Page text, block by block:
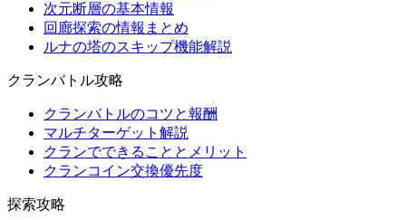
次元断層の基本情報
回廊探索の情報まとめ
ルナの塔のスキップ機能解説
クランバトル攻略
クランバトルのコツと報酬
マルチターゲット解説
クランでできることとメリット
クランコイン交換優先度
探索攻略